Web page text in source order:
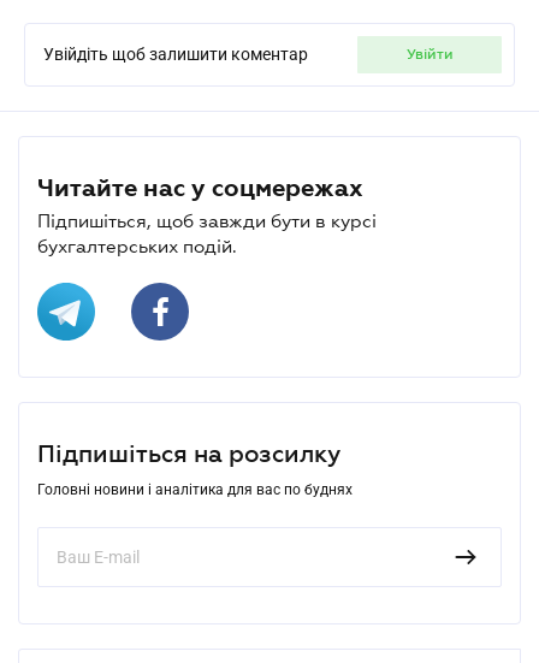
Увійдіть щоб залишити коментар увійти
Читайте нас у соцмережах
Підпишіться, щоб завжди бути в курсі
бухгалтерських подій.
Підпишіться на розсилку
Головні новини і аналітика для вас по буднях